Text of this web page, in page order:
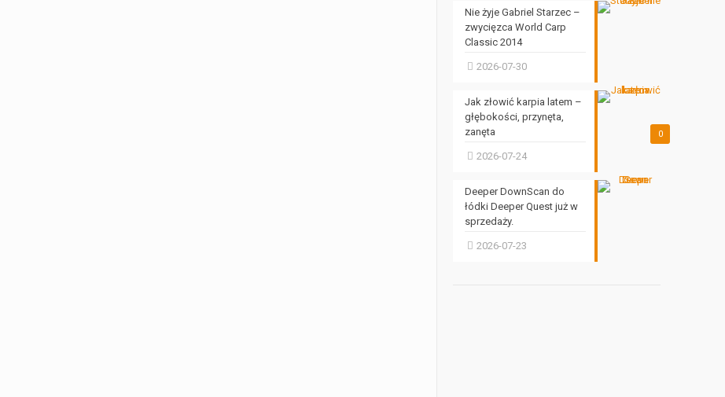
Nie żyje Gabriel Starzec –
zwycięzca World Carp
Classic 2014
2026-07-30
0
Jak złowić karpia latem –
głębokości, przynęta,
zanęta
2026-07-24
Deeper DownScan do
łódki Deeper Quest już w
sprzedaży.
2026-07-23